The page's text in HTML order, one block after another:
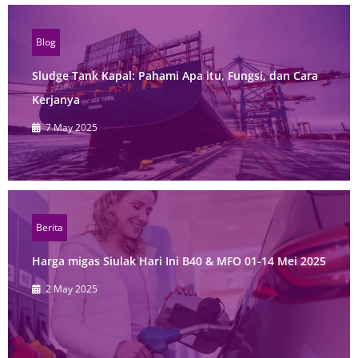
Blog
Sludge Tank Kapal: Pahami Apa itu, Fungsi, dan Cara
Kerjanya
7 May 2025
Berita
Harga migas Siulak Hari Ini B40 & MFO 01-14 Mei 2025
2 May 2025